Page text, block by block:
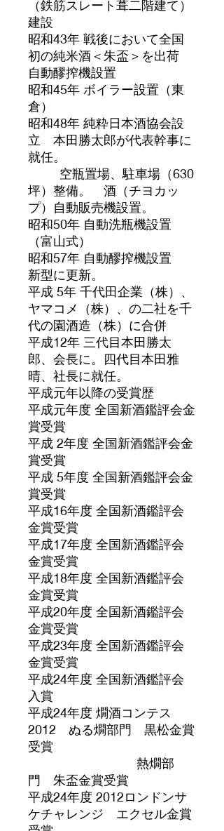
（鉄筋スレート葺二階建て）
建設
昭和43年 戦後において全国
初の純米酒＜朱盃＞を出荷
自動醪搾機設置
昭和45年 ボイラー設置（東
倉）
昭和48年 純粋日本酒協会設
立 本田勝太郎が代表幹事に
就任。
空瓶置場、駐車場（630
坪）整備。 酒（チヨカッ
プ）自動販売機設置。
昭和50年 自動洗瓶機設置
（富山式）
昭和57年 自動醪搾機設置
新型に更新。
平成 5年 千代田企業（株）、
ヤマコメ（株）、の二社を千
代の園酒造（株）に合併
平成12年 三代目本田勝太
郎、会長に。四代目本田雅
晴、社長に就任。
平成元年以降の受賞歴
平成元年度 全国新酒鑑評会金
賞受賞
平成 2年度 全国新酒鑑評会金
賞受賞
平成 5年度 全国新酒鑑評会金
賞受賞
平成16年度 全国新酒鑑評会
金賞受賞
平成17年度 全国新酒鑑評会
金賞受賞
平成18年度 全国新酒鑑評会
金賞受賞
平成20年度 全国新酒鑑評会
金賞受賞
平成23年度 全国新酒鑑評会
金賞受賞
平成24年度 全国新酒鑑評会
入賞
平成24年度 燗酒コンテス
2012 ぬる燗部門 黒松金賞
受賞
熱燗部
門 朱盃金賞受賞
平成24年度 2012ロンドンサ
ケチャレンジ エクセル金賞